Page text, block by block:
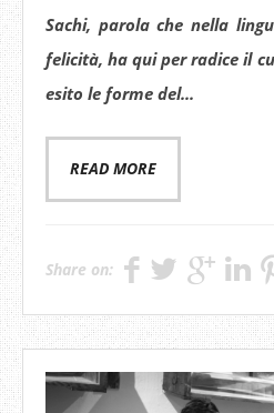
Sachi, parola che nella
felicità, ha qui per radice il
esito le forme del...
READ MORE
Share on: